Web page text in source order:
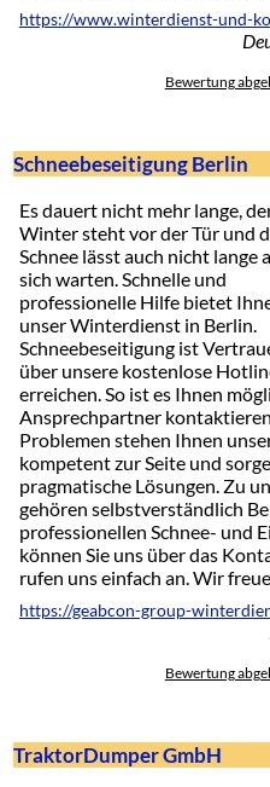
https://www.winterdienst-und-
Bewertung
Schneebeseitigung Berlin
Es dauert nicht mehr lange,
Winter steht vor der Tür und
Schnee lässt auch nicht lange
sich warten. Schnelle und
professionelle Hilfe bietet
unser Winterdienst in Berlin.
Schneebeseitigung ist
über unsere kostenlose
erreichen. So ist es Ihnen
Ansprechpartner
Problemen stehen Ihnen
kompetent zur Seite und
pragmatische Lösungen. Zu
gehören selbstverständlich
professionellen Schnee- und
können Sie uns über das
rufen uns einfach an. Wir
https://geabcon-group-
Bewertung
TraktorDumper GmbH